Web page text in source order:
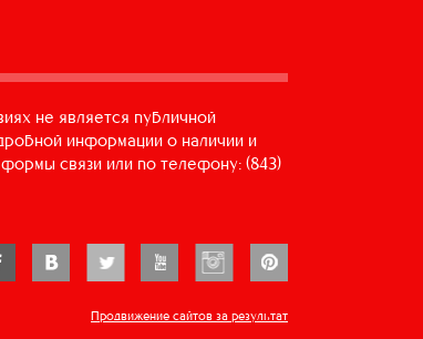
не является публичной
информации о наличии и
связи или по телефону: (843)
Продвижение сайтов за результат